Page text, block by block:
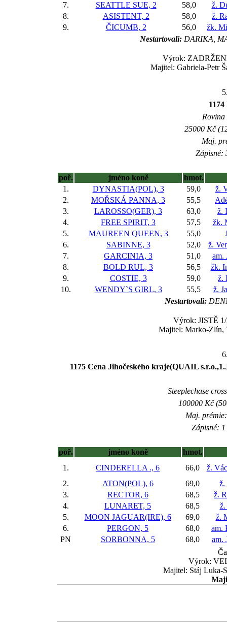
7.
SEATTLE SUE, 2 58,0
ž.
8.
ASISTENT, 2 58,0
ž.
9.
ČICUMB, 2 56,0
žk.
Nestartovali:DARIKA,
Výrok:
Majitel: Gabriela-Petr
25000 Kč
Maj.
Zápisné:
poř. jméno koně
hmot.
1.
DYNASTIA(POL), 3 59,0
ž.
2.
MOŘSKÁ PANNA, 3 55,5
3.
LAROSSO(GER), 3 63,0
ž.
4.
FREE SPIRIT, 3 57,5
žk.
5.
MAUREEN QUEEN, 3 55,0
6.
SABINNE, 3 52,0
ž.
7.
GARCINIA, 3 51,0
am.
8.
BOLD RUL, 3 56,5
žk.
9.
COSTIE, 3 59,0
ž.
10.
WENDY`S GIRL, 3 55,5
ž.
Nestartovali:
Výrok: JISTĚ
Majitel: Marko-Zlín,
1175 Cena Jihočeského kraje(QUAIL
Steeplechase
100000 Kč
Maj.
Zápisné:
poř. jméno koně
hmot.
1.
CINDERELLA ., 6 66,0
ž.
2.
ATON(POL), 6 69,0
ž.
3.
RECTOR, 6 68,5
ž.
4.
LUNARET, 5 68,5
ž.
5.
MOON JAGUAR(IRE), 6 69,0
ž.
6.
PERGON, 5 68,0
am.
PN
SORBONNA, 5 68,0
am.
Výrok:
Majitel: Stáj Luka-